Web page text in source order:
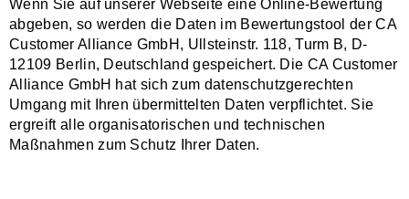
Wenn Sie auf unserer Webseite eine Online-Bewertung
abgeben, so werden die Daten im Bewertungstool der CA
Customer Alliance GmbH, Ullsteinstr. 118, Turm B, D-
12109 Berlin, Deutschland gespeichert. Die CA Customer
Alliance GmbH hat sich zum datenschutzgerechten
Umgang mit Ihren übermittelten Daten verpflichtet. Sie
ergreift alle organisatorischen und technischen
Maßnahmen zum Schutz Ihrer Daten.